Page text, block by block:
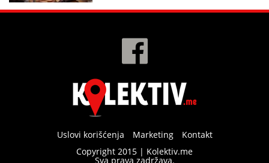
Uslovi korišćenja Marketing
Kontakt
Copyright 2015 | Kolektiv.me
Sva prava zadržava.